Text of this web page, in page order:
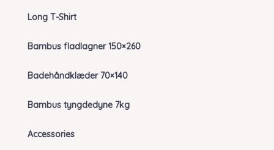
Long T-Shirt
Bambus fladlagner 150×260
Badehåndklæder 70×140
Bambus tyngdedyne 7kg
Accessories